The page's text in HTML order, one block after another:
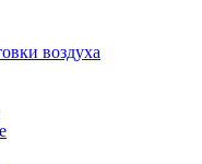
воздуха